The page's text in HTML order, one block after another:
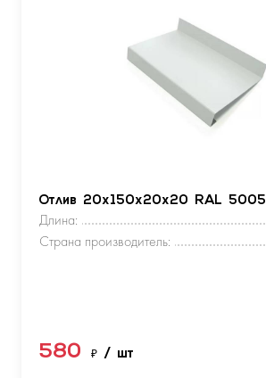
Отлив 20х150х20х20 RAL 5005
Длина:
Страна производитель:
580 ₽ / шт